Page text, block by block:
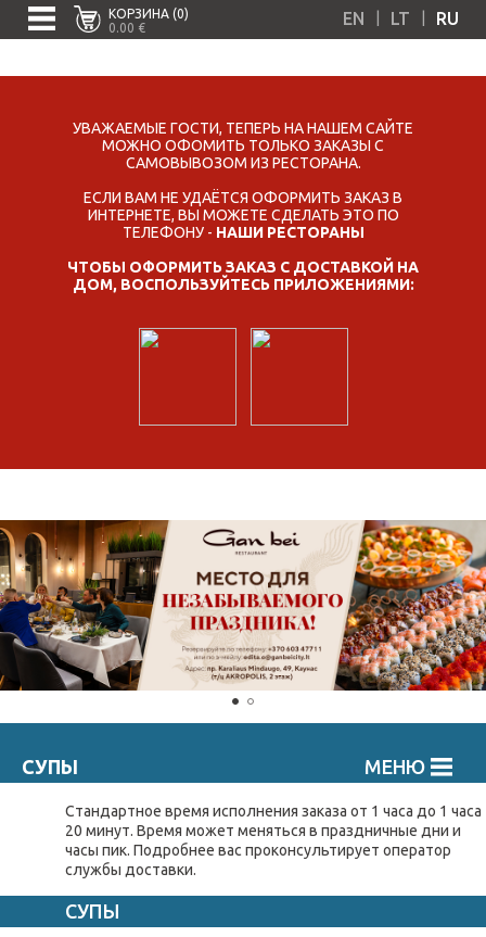
КОРЗИНА (0)
0.00 €
EN LT RU
УВАЖАЕМЫЕ ГОСТИ, ТЕПЕРЬ НА НАШЕМ САЙТЕ
МОЖНО ОФОМИТЬ ТОЛЬКО ЗАКАЗЫ С
САМОВЫВОЗОМ ИЗ РЕСТОРАНА.
ЕСЛИ ВАМ НЕ УДАЁТСЯ ОФОРМИТЬ ЗАКАЗ В
ИНТЕРНЕТЕ, ВЫ МОЖЕТЕ СДЕЛАТЬ ЭТО ПО
ТЕЛЕФОНУ - НАШИ РЕСТОРАНЫ
ЧТОБЫ ОФОРМИТЬ ЗАКАЗ С ДОСТАВКОЙ НА
ДОМ, ВОСПОЛЬЗУЙТЕСЬ ПРИЛОЖЕНИЯМИ:
МЕНЮ
СУПЫ
Стандартное время исполнения заказа от 1 часа до 1 часа
20 минут. Время может меняться в праздничные дни и
часы пик. Подробнee вас проконсультирует оператор
службы доставки.
СУПЫ